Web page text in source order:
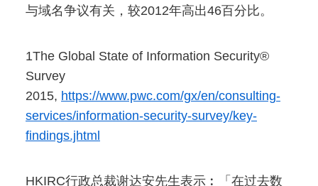
与域名争议有关，较2012年高出46百分比。
1The Global State of Information Security®
Survey
2015, https://www.pwc.com/gx/en/consulting-
services/information-security-survey/key-
findings.jhtml
HKIRC行政总裁谢达安先生表示︰「在过去数